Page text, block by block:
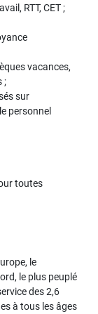
RTT, CET ;
vacances,
;
sur
personnel
toutes
le
le plus peuplé
des 2,6
à tous les âges